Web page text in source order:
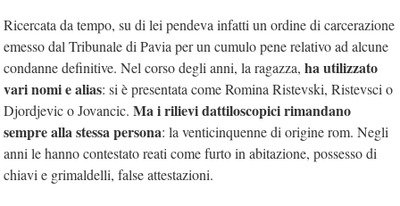
Ricercata da tempo, su di lei pendeva infatti un ordine di carcerazione
emesso dal Tribunale di Pavia per un cumulo pene relativo ad alcune
condanne definitive. Nel corso degli anni, la ragazza, ha utilizzato
vari nomi e alias: si è presentata come Romina Ristevski, Ristevsci o
Djordjevic o Jovancic. Ma i rilievi dattiloscopici rimandano
sempre alla stessa persona: la venticinquenne di origine rom. Negli
anni le hanno contestato reati come furto in abitazione, possesso di
chiavi e grimaldelli, false attestazioni.